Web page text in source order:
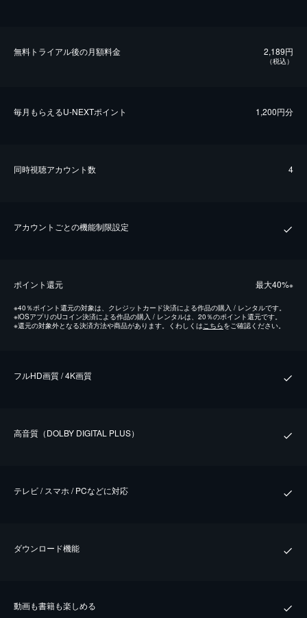
無料トライアル後の⽉額料金 2,189円
（税込）
毎⽉もらえるU-NEXTポイント 1,200円分
同時視聴アカウント数 4
アカウントごとの機能制限設定
ポイント還元 最⼤40%※
※40％ポイント還元の対象は、クレジットカード決済による作品の購入 / レンタルです。
※iOSアプリのUコイン決済による作品の購入 / レンタルは、20％のポイント還元です。
※還元の対象外となる決済方法や商品があります。くわしくはこちらをご確認ください。
フルHD画質 / 4K画質
⾼⾳質（DOLBY DIGITAL PLUS）
テレビ / スマホ / PCなどに対応
ダウンロード機能
動画も書籍も楽しめる